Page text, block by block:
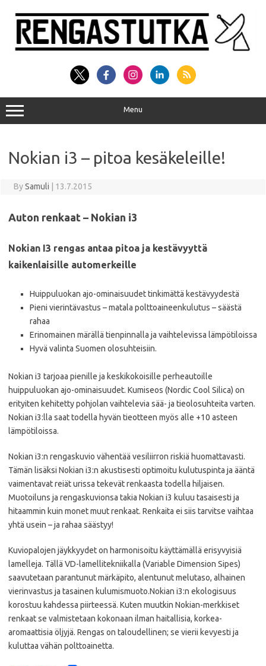
content
Menu
Nokian i3 – pitoa kesäkeleille!
BySamuli 13.7.2015
Auton renkaat – Nokian i3
Nokian I3 rengas antaa pitoa ja kestävyyttä
kaikenlaisille automerkeille
Huippuluokan ajo-ominaisuudet tinkimättä kestävyydestä
Pieni vierintävastus – matala polttoaineenkulutus – säästä
rahaa
Erinomainen märällä tienpinnalla ja vaihtelevissa lämpötiloissa
Hyvä valinta Suomen olosuhteisiin.
Nokian i3 tarjoaa pienille ja keskikokoisille perheautoille
huippuluokan ajo-ominaisuudet. Kumiseos (Nordic Cool Silica) on
erityiten kehitetty pohjolan vaihtelevia sää- ja tieolosuhteita varten.
Nokian i3:lla saat todella hyvän tieotteen myös alle +10 asteen
lämpötiloissa.
Nokian i3:n rengaskuvio vähentää vesiliirron riskiä huomattavasti.
Tämän lisäksi Nokian i3:n akustisesti optimoitu kulutuspinta ja ääntä
vaimentavat reiät urissa tekevät renkaasta todella hiljaisen.
Muotoiluns ja rengaskuvionsa takia Nokian i3 kuluu tasaisesti ja
hitaammin kuin monet muut renkaat. Renkaita ei siis tarvitse vaihtaa
yhtä usein – ja rahaa säästyy!
Kuviopalojen jäykkyydet on harmonisoitu käyttämällä erisyvyisiä
lamelleja. Tällä VD-lamellitekniikalla (Variable Dimension Sipes)
saavutetaan parantunut märkäpito, alentunut melutaso, alhainen
vierinvastus ja tasainen kulumismuoto.Nokian i3:n ekologisuus
korostuu kahdessa piirteessä. Kuten muutkin Nokian-merkkiset
renkaat se valmistetaan kokonaan ilman haitallisia, korkea-
aromaattisia öljyjä. Rengas on taloudellinen; se vierii kevyesti ja
kuluttaa vähän polttoainetta.